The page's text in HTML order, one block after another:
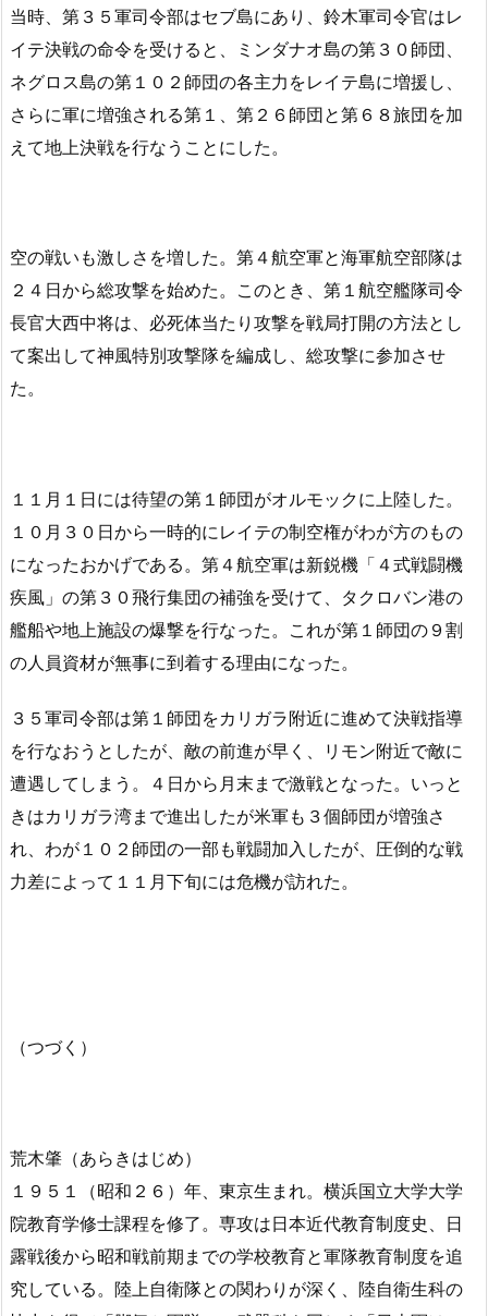
当時、第３５軍司令部はセブ島にあり、鈴木軍司令官はレ
イテ決戦の命令を受けると、ミンダナオ島の第３０師団、
ネグロス島の第１０２師団の各主力をレイテ島に増援し、
さらに軍に増強される第１、第２６師団と第６８旅団を加
えて地上決戦を行なうことにした。
空の戦いも激しさを増した。第４航空軍と海軍航空部隊は
２４日から総攻撃を始めた。このとき、第１航空艦隊司令
長官大西中将は、必死体当たり攻撃を戦局打開の方法とし
て案出して神風特別攻撃隊を編成し、総攻撃に参加させ
た。
１１月１日には待望の第１師団がオルモックに上陸した。
１０月３０日から一時的にレイテの制空権がわが方のもの
になったおかげである。第４航空軍は新鋭機「４式戦闘機
疾風」の第３０飛行集団の補強を受けて、タクロバン港の
艦船や地上施設の爆撃を行なった。これが第１師団の９割
の人員資材が無事に到着する理由になった。
３５軍司令部は第１師団をカリガラ附近に進めて決戦指導
を行なおうとしたが、敵の前進が早く、リモン附近で敵に
遭遇してしまう。４日から月末まで激戦となった。いっと
きはカリガラ湾まで進出したが米軍も３個師団が増強さ
れ、わが１０２師団の一部も戦闘加入したが、圧倒的な戦
力差によって１１月下旬には危機が訪れた。
（つづく）
荒木肇（あらきはじめ）
１９５１（昭和２６）年、東京生まれ。横浜国立大学大学
院教育学修士課程を修了。専攻は日本近代教育制度史、日
露戦後から昭和戦前期までの学校教育と軍隊教育制度を追
究している。陸上自衛隊との関わりが深く、陸自衛生科の